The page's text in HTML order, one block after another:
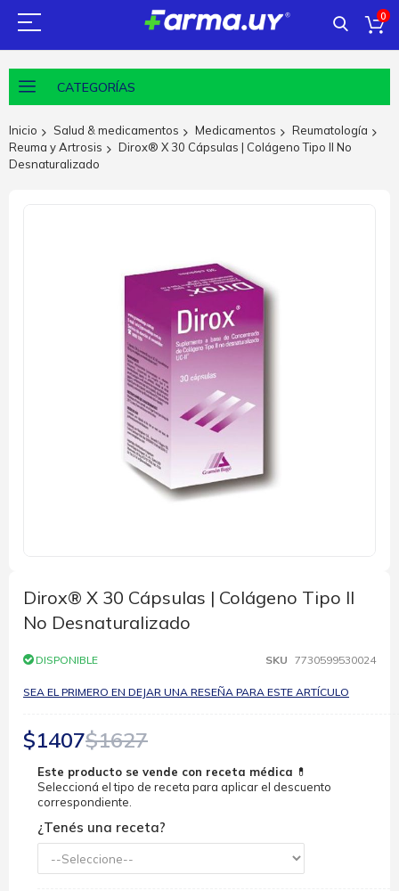
0
CATEGORÍAS
Inicio Salud & medicamentos Medicamentos
Reumatología
Reuma y Artrosis
Dirox® X 30 Cápsulas | Colágeno Tipo Il No
Desnaturalizado
comienzo
de
la
de
imágenes
Dirox® X 30 Cápsulas | Colágeno Tipo Il
No Desnaturalizado
DISPONIBLE SKU 7730599530024
SEA EL PRIMERO EN DEJAR UNA RESEÑA PARA ESTE ARTÍCULO
$1407$1627
Este producto se vende con receta médica 💊
Seleccioná el tipo de receta para aplicar el descuento
correspondiente.
¿Tenés una receta?